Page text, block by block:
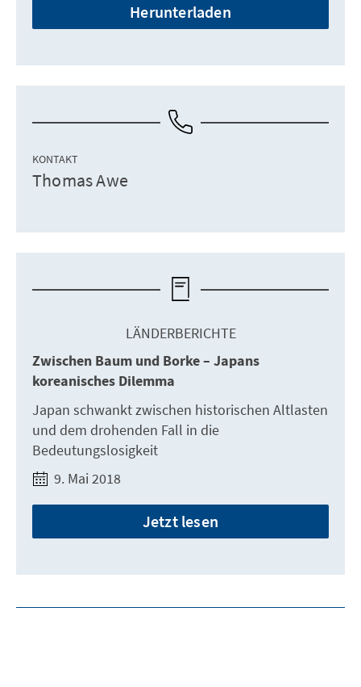
Herunterladen
KONTAKT
Thomas Awe
LÄNDERBERICHTE
Zwischen Baum und Borke – Japans
koreanisches Dilemma
Japan schwankt zwischen historischen Altlasten
und dem drohenden Fall in die
Bedeutungslosigkeit
9. Mai 2018
Jetzt lesen